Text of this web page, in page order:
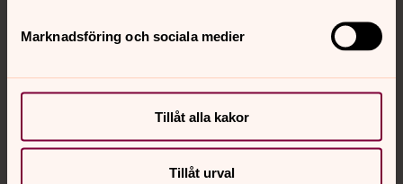
Marknadsföring och sociala medier
Tillåt alla kakor
Tillåt urval